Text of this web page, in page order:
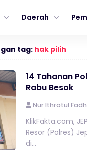
Daerah
tag: hak pilih
14 Tahanan
Rabu Besok
Nur Ithrotul
KlikFakta.com,
Resor (Polres)
di...